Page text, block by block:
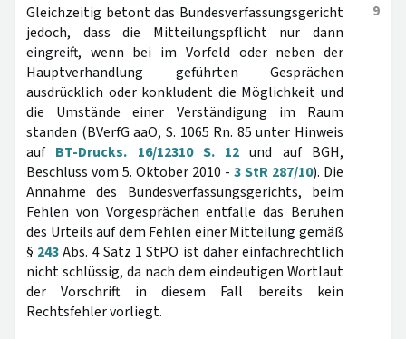
9
Gleichzeitig betont das Bundesverfassungsgericht
jedoch, dass die Mitteilungspflicht nur dann
eingreift, wenn bei im Vorfeld oder neben der
Hauptverhandlung geführten Gesprächen
ausdrücklich oder konkludent die Möglichkeit und
die Umstände einer Verständigung im Raum
standen (BVerfG aaO, S. 1065 Rn. 85 unter Hinweis
auf BT-Drucks. 16/12310 S. 12 und auf BGH,
Beschluss vom 5. Oktober 2010 - 3 StR 287/10). Die
Annahme des Bundesverfassungsgerichts, beim
Fehlen von Vorgesprächen entfalle das Beruhen
des Urteils auf dem Fehlen einer Mitteilung gemäß
§ 243Abs. 4 Satz 1 StPO ist daher einfachrechtlich
nicht schlüssig, da nach dem eindeutigen Wortlaut
der Vorschrift in diesem Fall bereits kein
Rechtsfehler vorliegt.